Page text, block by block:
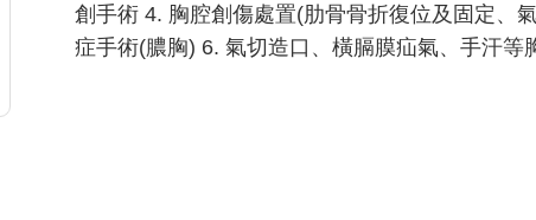
創手術 4. 胸腔創傷處置(肋骨骨折復位及固定、
症手術(膿胸) 6. 氣切造口、橫膈膜疝氣、手汗等